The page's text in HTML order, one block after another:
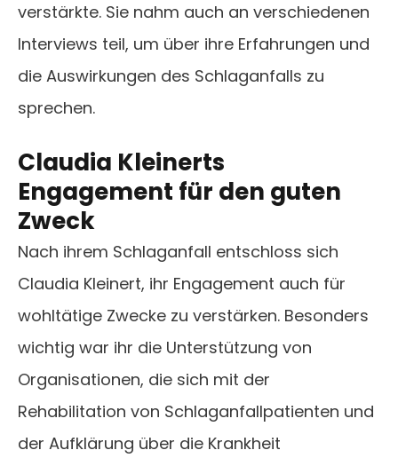
verstärkte. Sie nahm auch an verschiedenen
Interviews teil, um über ihre Erfahrungen und
die Auswirkungen des Schlaganfalls zu
sprechen.
Claudia Kleinerts
Engagement für den guten
Zweck
Nach ihrem Schlaganfall entschloss sich
Claudia Kleinert, ihr Engagement auch für
wohltätige Zwecke zu verstärken. Besonders
wichtig war ihr die Unterstützung von
Organisationen, die sich mit der
Rehabilitation von Schlaganfallpatienten und
der Aufklärung über die Krankheit